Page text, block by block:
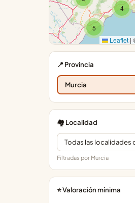
4
5
Leaflet |
📍 Provincia
🏘️ Localidad
Filtradas por Murcia
⭐ Valoración mínima